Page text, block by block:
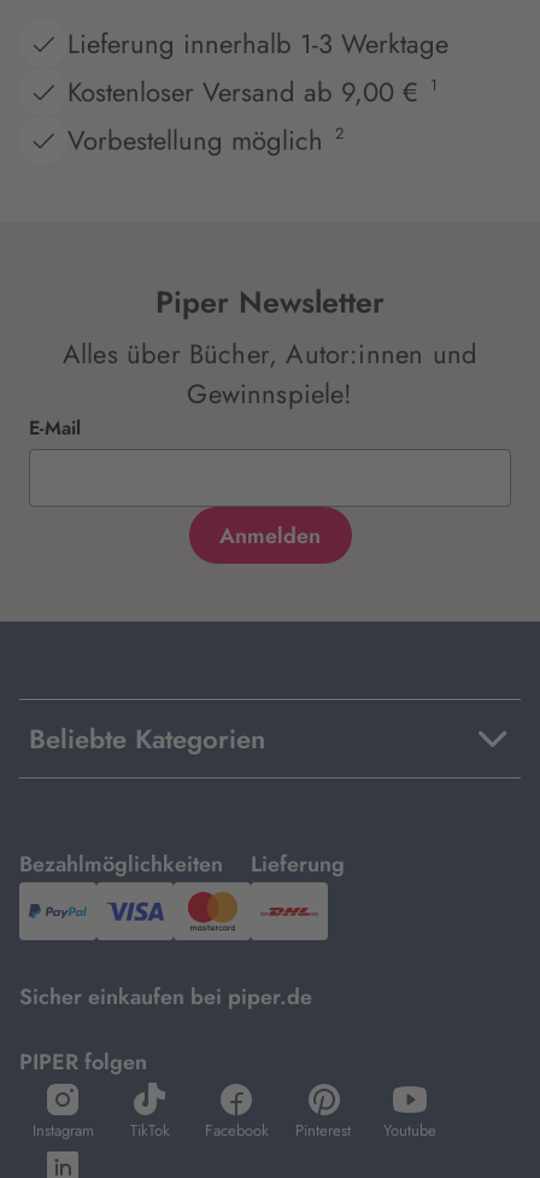
Lieferung innerhalb 1-3 Werktage
Kostenloser Versand ab 9,00 €
1
Vorbestellung möglich 2
Piper Newsletter
Alles über Bücher, Autor:innen und
Gewinnspiele!
E-Mail
Beliebte Kategorien
Bezahlmöglichkeiten
mit
PayPal,Visa
und
Lieferung
mit
DHL.
Sicher einkaufen bei piper.de
PIPER folgen
Instagram
öffnet
in
neuem
TikTok
öffnet
in
Facebook
öffnet
in
Pinterest
öffnet
in
Youtube
öffnet
in
öffnet